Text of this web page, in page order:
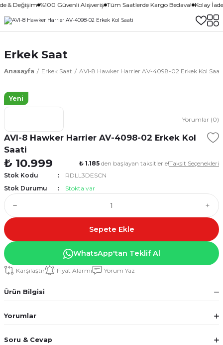
& Değişim %100 Güvenli Alışveriş Tüm Saatlerde Kargo Bedava! Kolay
Erkek Saat
Anasayfa Erkek Saat AVI-8 Hawker Harrier AV-4098-02 Erkek Kol Saati
Yeni
Yorumlar (0)
AVI-8 Hawker Harrier AV-4098-02 Erkek Kol
Saati
₺ 10.999 ₺ 1.185 den başlayan taksitlerle!Taksit Seçenekleri
Stok Kodu
RDLL3DESCN
Stok Durumu
Stokta var
Sepete Ekle
WhatsApp'tan Teklif Al
Karşılaştır Fiyat Alarmı Yorum Yaz
Ürün Bilgisi
Yorumlar
Soru & Cevap